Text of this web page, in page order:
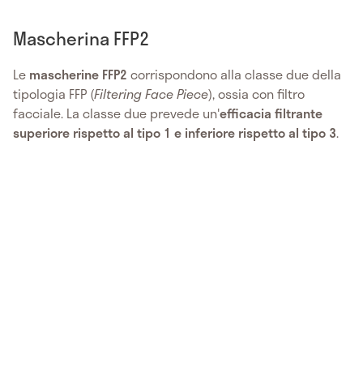
Mascherina FFP2
Le mascherine FFP2 corrispondono alla classe due della
tipologia FFP (Filtering Face Piece), ossia con filtro
facciale. La classe due prevede un'efficacia filtrante
superiore rispetto al tipo 1 e inferiore rispetto al tipo 3.